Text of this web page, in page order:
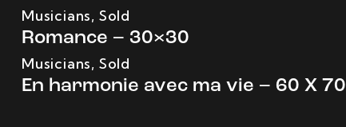
Musicians, Sold
Romance – 30×30
Musicians, Sold
En harmonie avec ma vie – 60 X 70